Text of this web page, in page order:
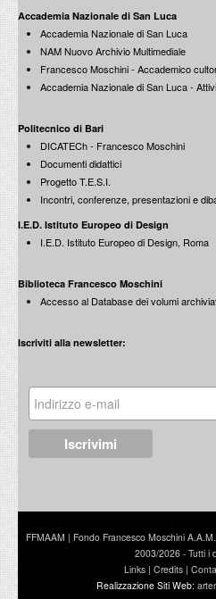
Accademia Nazionale di San Luca
Accademia Nazionale di San Luca
NAM Nuovo Archivio Multimediale
Francesco Moschini - Accademico
Accademia Nazionale di San Luca -
Politecnico di Bari
DICATECh - Francesco Moschini
Documenti didattici
Progetto T.E.S.I.
Incontri, conferenze, presentazioni e
I.E.D. Istituto Europeo di Design
I.E.D. Istituto Europeo di Design, Roma
Biblioteca Francesco Moschini
Accesso al Database dei volumi
Iscriviti alla newsletter:
FFMAAM | Fondo Francesco Moschini
2003/2026 - Tutti i
Links | Credits |
Realizzazione Siti Web: